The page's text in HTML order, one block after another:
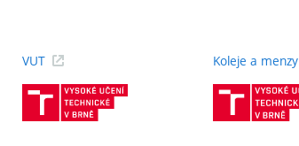
VUT
(externí
Koleje a menzy